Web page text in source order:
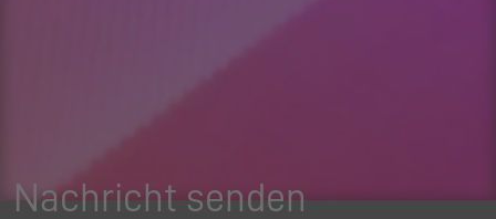
Nachricht senden